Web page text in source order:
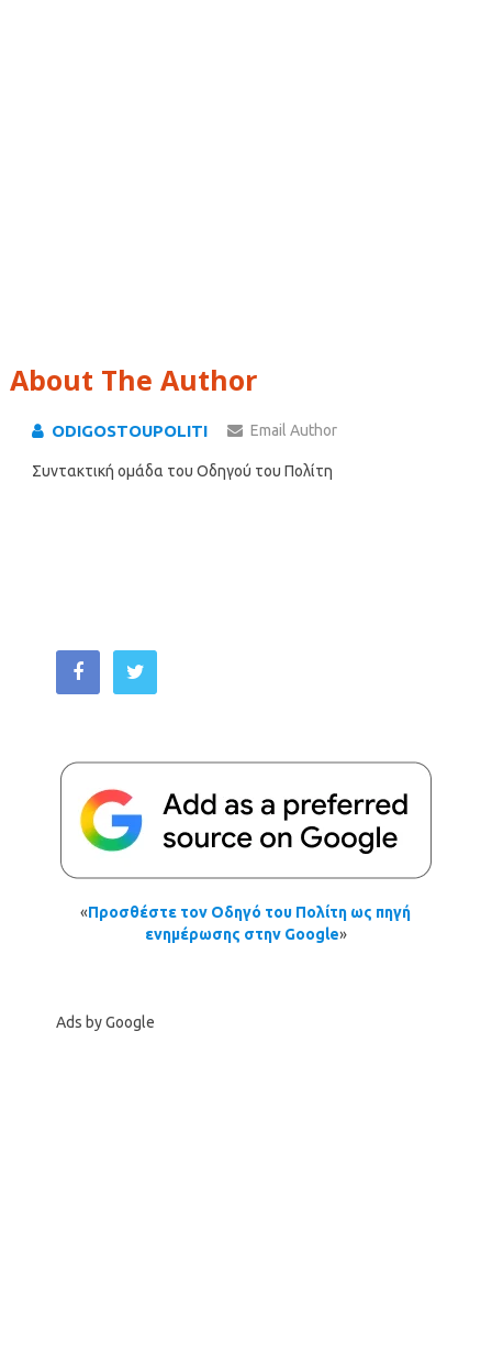
About The Author
ODIGOSTOUPOLITI Email Author
Συντακτική ομάδα του Οδηγού του Πολίτη
«Προσθέστε τον Οδηγό του Πολίτη ως πηγή
ενημέρωσης στην Google»
Ads by Google